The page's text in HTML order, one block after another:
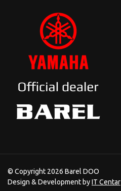
© Copyright 2026 Barel DOO
Design & Development byIT Centar